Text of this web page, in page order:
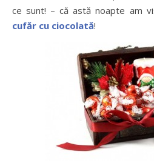
ce sunt! – că astă noapte am
cufăr cu ciocolată!